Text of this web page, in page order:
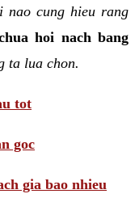
nao cung hieu rang
hoi nach bang
ta lua chon.
tot
goc
gia bao nhieu